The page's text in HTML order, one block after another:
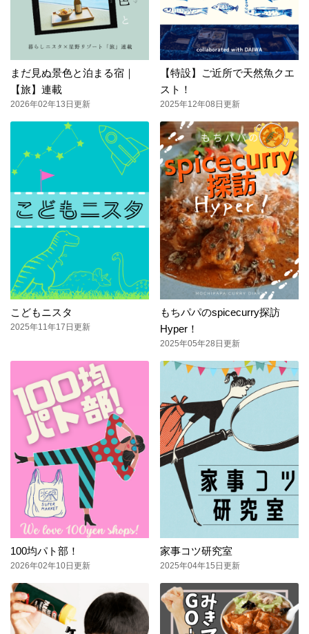
まだ見ぬ景色と泊まる宿｜
【旅】連載
2026年02年13日更新
【特設】ご近所で天然魚クエ
スト！
2025年12年08日更新
こどもニスタ
2025年11年17日更新
もちパパのspicecurry探訪
Hyper！
2025年05年28日更新
100均パト部！
2026年02年10日更新
家事コツ研究室
2025年04年15日更新